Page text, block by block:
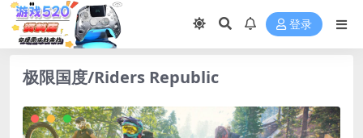
登录
极限国度/Riders Republic